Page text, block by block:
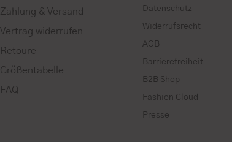
Zahlung & Versand
Vertrag widerrufen
Retoure
Größentabelle
FAQ
Datenschutz
Widerrufsrecht
AGB
Barrierefreiheit
B2B Shop
Fashion Cloud
Presse